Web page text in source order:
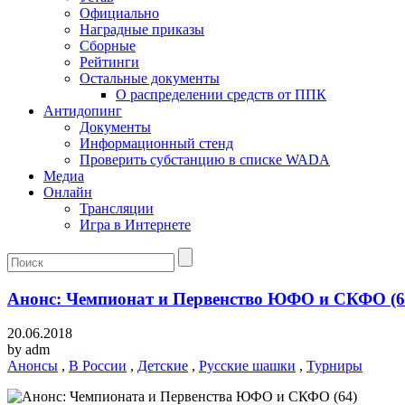
Официально
Наградные приказы
Сборные
Рейтинги
Остальные документы
О распределении средств от ППК
Антидопинг
Документы
Информационный стенд
Проверить субстанцию в списке WADA
Медиа
Онлайн
Трансляции
Игра в Интернете
Анонс: Чемпионат и Первенство ЮФО и СКФО
20.06.2018
by adm
Анонсы , В России , Детские , Русские шашки , Турниры